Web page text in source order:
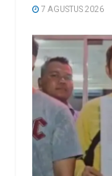
7 AGUSTUS 2026